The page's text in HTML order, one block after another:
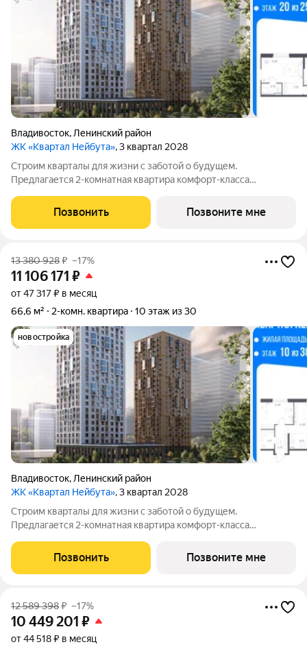
Владивосток, Ленинский район
ЖК «Квартал Нейбута», 3 квартал 2028
Строим кварталы для жизни с заботой о будущем.
Предлагается 2-комнатная квартира комфорт-класса
на 20-м этаже, в жилом комплексе "Квартал
Нейбута".Выбирайте свое место для счастливой жизни: от
Позвонить Позвоните мне
13 380 928₽ –17%
11 106 171 ₽
от 47 317 ₽ в месяц
66,6 м²
2-комн. квартира 10 этаж из 30
новостройка
Владивосток, Ленинский район
ЖК «Квартал Нейбута», 3 квартал 2028
Строим кварталы для жизни с заботой о будущем.
Предлагается 2-комнатная квартира комфорт-класса
на 10-м этаже, в жилом комплексе "Квартал
Нейбута".Выбирайте свое место для счастливой жизни: от
Позвонить Позвоните мне
12 589 398₽ –17%
10 449 201 ₽
от 44 518 ₽ в месяц